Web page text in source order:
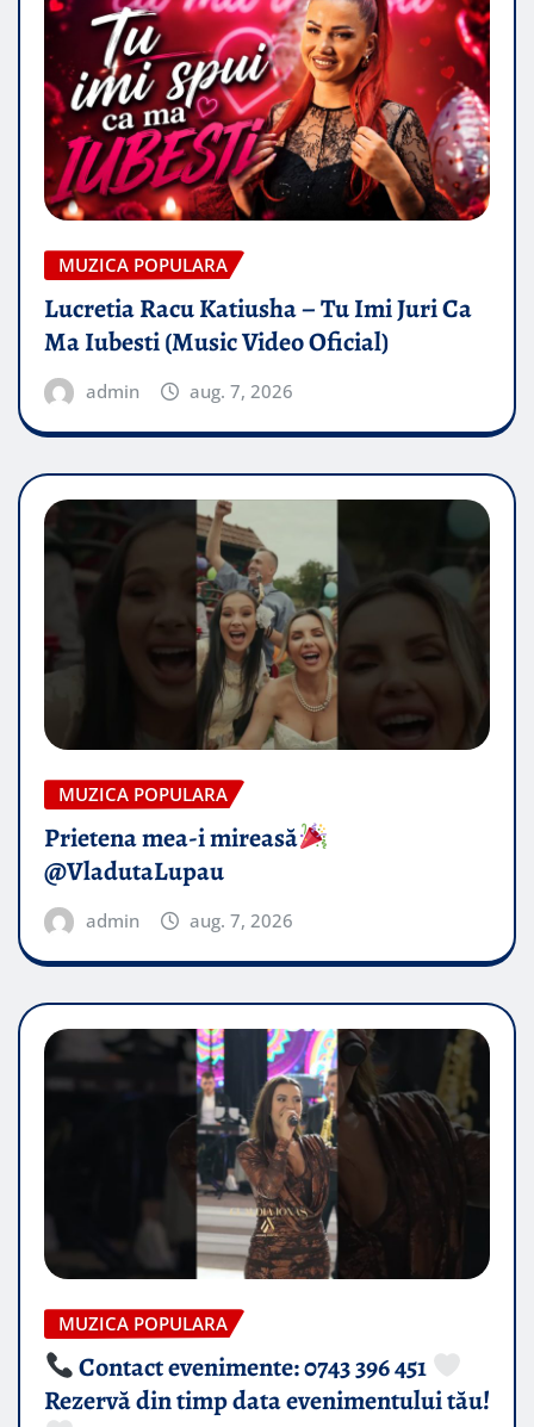
MUZICA POPULARA
Lucretia Racu Katiusha – Tu Imi Juri Ca
Ma Iubesti (Music Video Oficial)
admin aug. 7, 2026
MUZICA POPULARA
Prietena mea-i mireasă​
@VladutaLupau
admin aug. 7, 2026
MUZICA POPULARA
Contact evenimente: 0743 396 451
Rezervă din timp data evenimentului tău!